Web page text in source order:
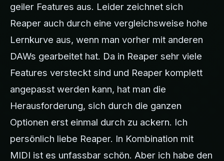
geiler Features aus. Leider zeichnet sich
Reaper auch durch eine vergleichsweise hohe
Lernkurve aus, wenn man vorher mit anderen
DAWs gearbeitet hat. Da in Reaper sehr viele
Features versteckt sind und Reaper komplett
angepasst werden kann, hat man die
Herausforderung, sich durch die ganzen
Optionen erst einmal durch zu ackern. Ich
persönlich liebe Reaper. In Kombination mit
MIDI ist es unfassbar schön. Aber ich habe den